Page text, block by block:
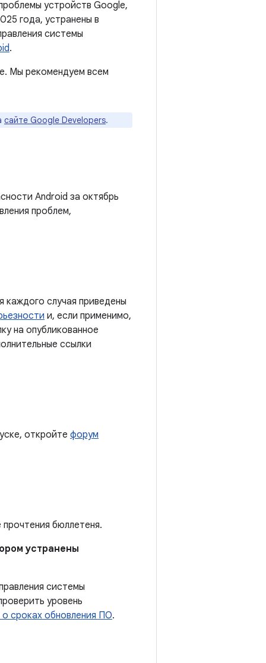
устройств Google,
года, устранены в
системы
.
Мы рекомендуем всем
сайте Google Developers.
Android за октябрь
проблем,
каждого случая приведены
и, если применимо,
на опубликованное
ссылки
откройте форум
бюллетеня.
устранены
системы
уровень
о сроках обновления ПО.